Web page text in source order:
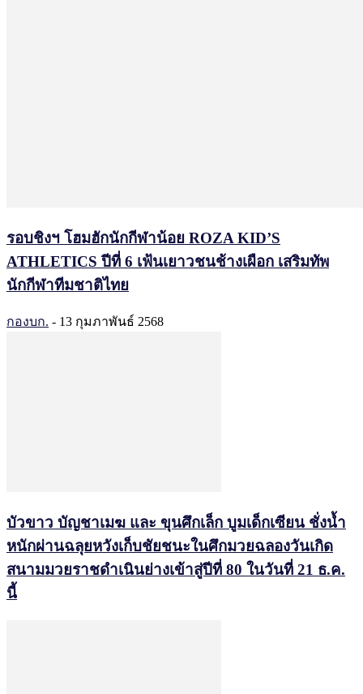
รอบชิงฯ โฮมฮักนักกีฬาน้อย ROZA KID’S
ATHLETICS ปีที่ 6 เฟ้นเยาวชนช้างเผือก เสริมทัพ
นักกีฬาทีมชาติไทย
กองบก. - 13 กุมภาพันธ์ 2568
บัวขาว บัญชาเมฆ และ ขุนศึกเล็ก บูมเด็กเซียน ชั่งน้ำ
หนักผ่านฉลุยหวังเก็บชัยชนะในศึกมวยฉลองวันเกิด
สนามมวยราชดำเนินย่างเข้าสู่ปีที่ 80 ในวันที่ 21 ธ.ค.
นี้